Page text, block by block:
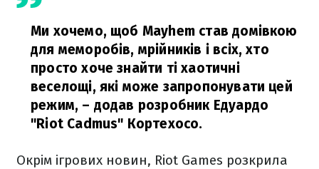
Ми хочемо, щоб Mayhem став домівкою
для меморобів, мрійників і всіх, хто
просто хоче знайти ті хаотичні
веселощі, які може запропонувати цей
режим, – додав розробник Едуардо
"Riot Cadmus" Кортехосо.
Окрім ігрових новин, Riot Games розкрила